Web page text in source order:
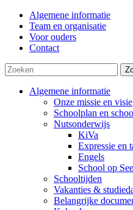
Algemene informatie
Team en organisatie
Voor ouders
Contact
Algemene informatie
Onze missie en visie
Schoolplan en
Nutsonderwijs
KiVa
Expressie en
Engels
School op
Schooltijden
Vakanties &
Belangrijke